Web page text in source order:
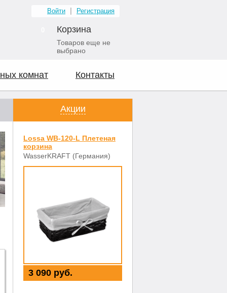
Войти Регистрация
Корзина
Товаров еще не
выбрано
комнат Контакты
Акции
Lossa WB-120-L Плетеная
корзина
WasserKRAFT (Германия)
3 090 руб.